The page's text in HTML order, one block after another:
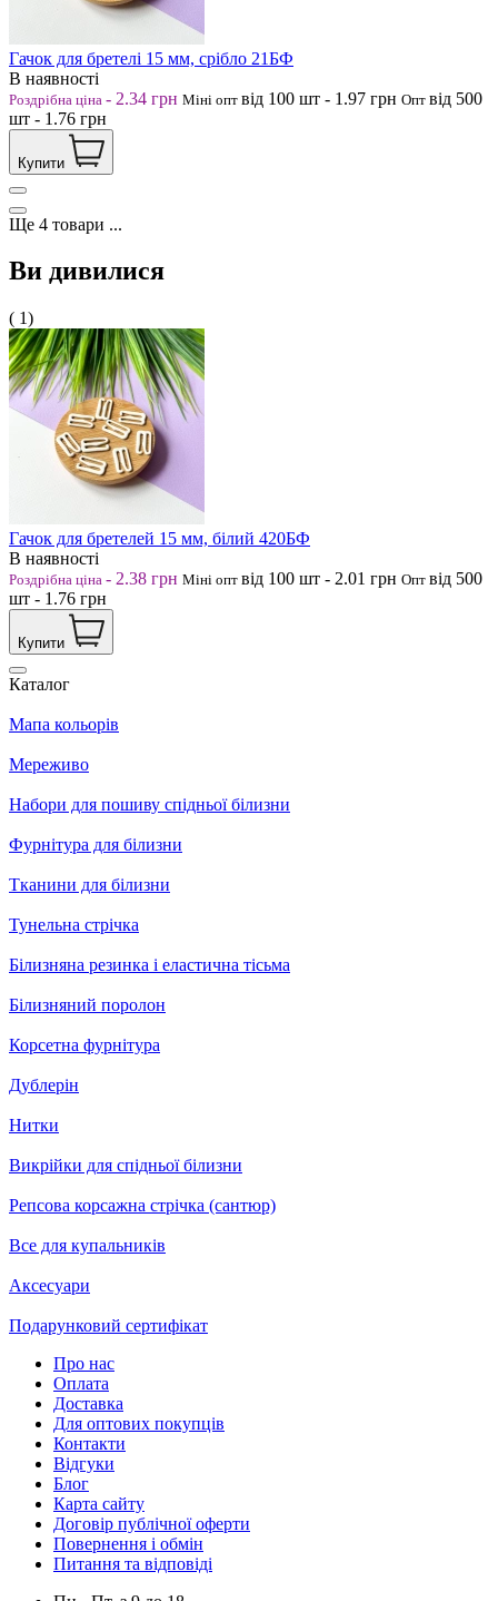
Гачок для бретелі 15 мм, срібло 21БФ
В наявності
Роздрібна ціна - 2.34 грн Міні опт від 100 шт - 1.97 грн Опт від 500
шт - 1.76 грн
Купити
Ще 4 товари ...
Ви дивилися
( 1)
Гачок для бретелей 15 мм, білий 420БФ
В наявності
Роздрібна ціна - 2.38 грн Міні опт від 100 шт - 2.01 грн Опт від 500
шт - 1.76 грн
Купити
Каталог
Мапа кольорів
Мереживо
Набори для пошиву спідньої білизни
Фурнітура для білизни
Тканини для білизни
Тунельна стрічка
Білизняна резинка і еластична тісьма
Білизняний поролон
Корсетна фурнітура
Дублерін
Нитки
Викрійки для спідньої білизни
Репсова корсажна стрічка (сантюр)
Все для купальників
Аксесуари
Подарунковий сертифікат
Про нас
Оплата
Доставка
Для оптових покупців
Контакти
Відгуки
Блог
Карта сайту
Договір публічної оферти
Повернення і обмін
Питання та відповіді